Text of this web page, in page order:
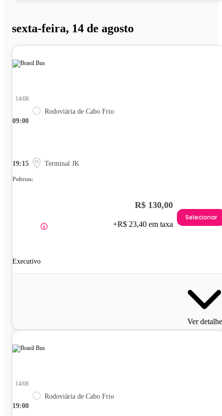
sexta-feira, 14 de agosto
09:00
14/08
Rodoviária de Cabo Frio
19:15 Terminal JK
Poltrona
Executivo
R$ 130,00
+R$ 23,40 em taxa
Selecionar
Ver
19:00
14/08
Rodoviária de Cabo Frio